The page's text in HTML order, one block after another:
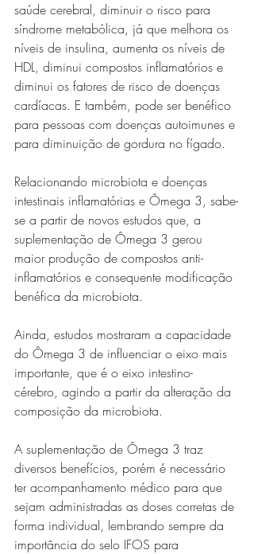
saúde cerebral, diminuir o risco para
síndrome metabólica, já que melhora os
níveis de insulina, aumenta os níveis de
HDL, diminui compostos inflamatórios e
diminui os fatores de risco de doenças
cardíacas. E também, pode ser benéfico
para pessoas com doenças autoimunes e
para diminuição de gordura no fígado.
Relacionando microbiota e doenças
intestinais inflamatórias e Ômega 3, sabe-
se a partir de novos estudos que, a
suplementação de Ômega 3 gerou
maior produção de compostos anti-
inflamatórios e consequente modificação
benéfica da microbiota.
Ainda, estudos mostraram a capacidade
do Ômega 3 de influenciar o eixo mais
importante, que é o eixo intestino-
cérebro, agindo a partir da alteração da
composição da microbiota.
A suplementação de Ômega 3 traz
diversos benefícios, porém é necessário
ter acompanhamento médico para que
sejam administradas as doses corretas de
forma individual, lembrando sempre da
importância do selo IFOS para